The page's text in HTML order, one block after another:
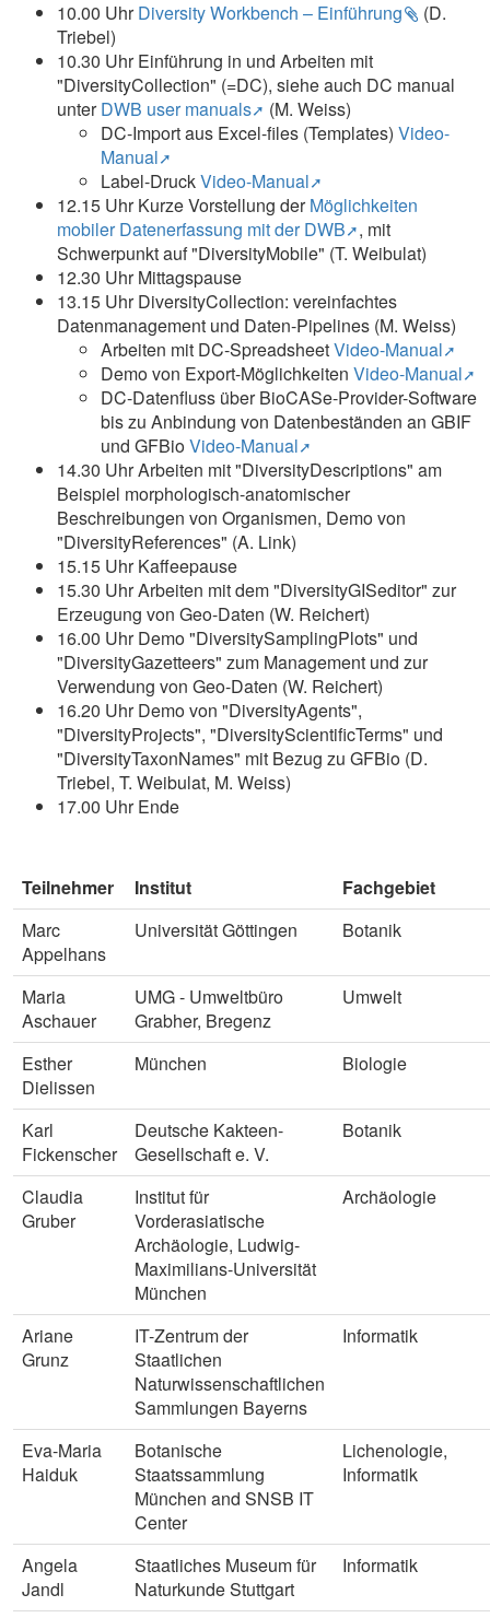
10.00 UhrDiversity Workbench – Einführung
(D.
Triebel)
10.30 Uhr Einführung in und Arbeiten mit
"DiversityCollection" (=DC), siehe auch DC manual
unterDWB user manuals
(M. Weiss)
DC-Import aus Excel-files (Templates) Video-
Manual
Label-DruckVideo-Manual
12.15 Uhr Kurze Vorstellung derMöglichkeiten
mobiler Datenerfassung mit der DWB
, mit
Schwerpunkt auf "DiversityMobile" (T. Weibulat)
12.30 Uhr Mittagspause
13.15 Uhr DiversityCollection: vereinfachtes
Datenmanagement und Daten-Pipelines (M. Weiss)
Arbeiten mit DC-SpreadsheetVideo-Manual
Demo von Export-Möglichkeiten Video-Manual
DC-Datenfluss über BioCASe-Provider-Software
bis zu Anbindung von Datenbeständen an GBIF
und GFBioVideo-Manual
14.30 Uhr Arbeiten mit "DiversityDescriptions" am
Beispiel morphologisch-anatomischer
Beschreibungen von Organismen, Demo von
"DiversityReferences" (A. Link)
15.15 Uhr Kaffeepause
15.30 Uhr Arbeiten mit dem "DiversityGISeditor" zur
Erzeugung von Geo-Daten (W. Reichert)
16.00 Uhr Demo "DiversitySamplingPlots" und
"DiversityGazetteers" zum Management und zur
Verwendung von Geo-Daten (W. Reichert)
16.20 Uhr Demo von "DiversityAgents",
"DiversityProjects", "DiversityScientificTerms" und
"DiversityTaxonNames" mit Bezug zu GFBio (D.
Triebel, T. Weibulat, M. Weiss)
17.00 Uhr Ende
Teilnehmer Institut
Fachgebiet
Marc
Appelhans
Universität Göttingen Botanik
Maria
Aschauer
UMG - Umweltbüro
Grabher, Bregenz
Umwelt
Esther
Dielissen
München Biologie
Karl
Fickenscher
Deutsche Kakteen-
Gesellschaft e. V.
Botanik
Claudia
Gruber
Institut für
Vorderasiatische
Archäologie, Ludwig-
Maximilians-Universität
München
Archäologie
Ariane
Grunz
IT-Zentrum der
Staatlichen
Naturwissenschaftlichen
Sammlungen Bayerns
Informatik
Eva-Maria
Haiduk
Botanische
Staatssammlung
München and SNSB IT
Center
Lichenologie,
Informatik
Angela
Jandl
Staatliches Museum für
Naturkunde Stuttgart
Informatik